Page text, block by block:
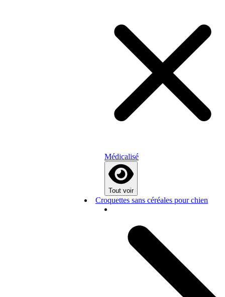
Médicalisé
Tout voir
Croquettes sans céréales pour chien